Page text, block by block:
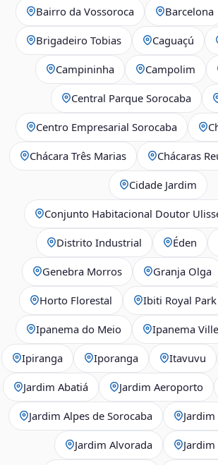
Bairro da Vossoroca Barcelona
Brigadeiro Tobias Caguaçú
Campininha Campolim
Central Parque Sorocaba
Centro Empresarial Sorocaba
Chácara Três Marias Chácaras
Cidade Jardim
Conjunto Habitacional Doutor
Distrito Industrial Éden
Genebra Morros Granja Olga
Horto Florestal Ibiti Royal Park
Ipanema do Meio Ipanema Ville
Ipiranga Iporanga Itavuvu
Jardim Abatiá Jardim Aeroporto
Jardim Alpes de Sorocaba
Jardim Alvorada